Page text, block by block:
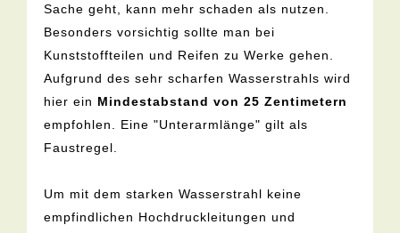
Sache geht, kann mehr schaden als nutzen.
Besonders vorsichtig sollte man bei
Kunststoffteilen und Reifen zu Werke gehen.
Aufgrund des sehr scharfen Wasserstrahls wird
hier ein Mindestabstand von 25 Zentimetern
empfohlen. Eine "Unterarmlänge" gilt als
Faustregel.
Um mit dem starken Wasserstrahl keine
empfindlichen Hochdruckleitungen und